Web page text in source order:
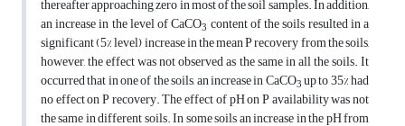
thereafter approaching zero in most of the soil samples. In addition,
an increase in the level of CaCO3 content of the soils resulted in a
significant (5% level) increase in the mean P recovery from the soils,
however, the effect was not observed as the same in all the soils. It
occurred that in one of the soils, an increase in CaCO3up to 35% had
no effect on P recovery. The effect of pH on P availability was not
the same in different soils. In some soils an increase in the pH from